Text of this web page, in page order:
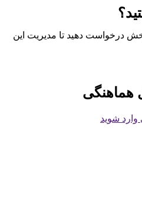
درخواست دهید تا مدیریت این
هماهنگی
شوید